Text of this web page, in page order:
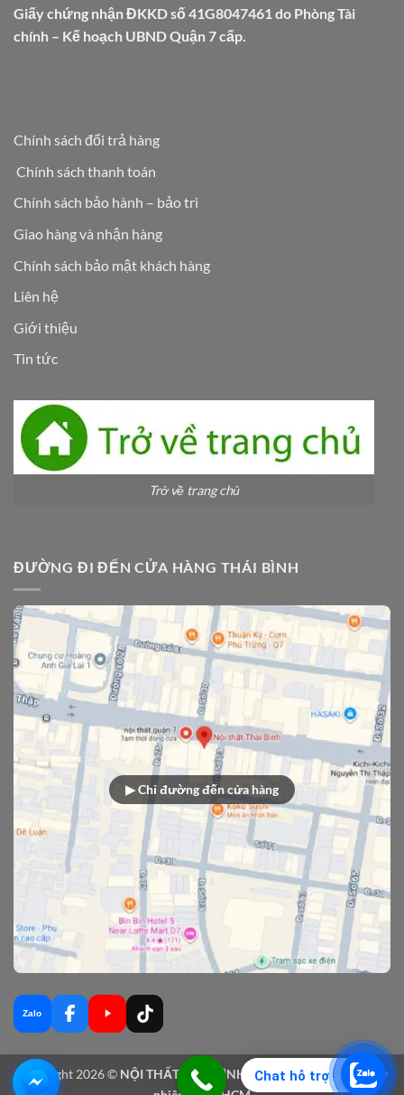
Giấy chứng nhận ĐKKD số 41G8047461 do Phòng Tài
chính – Kế hoạch UBND Quận 7 cấp.
Chính sách đổi trả hàng
Chính sách thanh toán
Chính sách bảo hành – bảo trì
Giao hàng và nhận hàng
Chính sách bảo mật khách hàng
Liên hệ
Giới thiệu
Tin tức
Trở về trang chủ
ĐƯỜNG ĐI ĐẾN CỬA HÀNG THÁI BÌNH
▶ Chỉ đường đến cửa hàng
Zalo
Copyright 2026 © NỘI THẤT THÁI BÌNH - Sản xuất nội thất gỗ tự
Chat hỗ trợ